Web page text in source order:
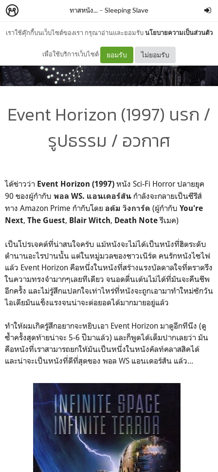
เราใช้คุ๊กกี้บนเว็บไซต์ของเรา กรุณาอ่านและยอมรับนโยบายความเป็นส่วนตัว
เพื่อใช้บริการเว็บไซต์ ยอมรับ ไม่ยอมรับ
ทาสหนัง... – Sleeping Slave
Event Horizon (1997) นรก /
รูปธรรม / อวกาศ
ได้ข่าวว่า Event Horizon (1997) หนัง Sci-Fi Horror ปลายยุค
90 ของผู้กำกับ พอล WS. แอนเดอร์สัน กำลังจะกลายเป็นซีรีส์
ทาง Amazon Prime กำกับโดย อดัม วิงการ์ด (ผู้กำกับ You're
Next, The Guest, Blair Witch, Death Noteรีเมค)
เป็นโปรเจคต์ที่น่าสนใจคร้บ แม้หนังจะไม่ได้เป็นหนังที่ฮิตระดับ
ตำนานอะไรปานนั้น แต่ในหมู่มวลของชาวเนิร์ด คนรักหนังไซไฟ
แล้ว Event Horizon คือหนึ่งในหนังที่สร้างแรงบัลดาลใจที่ตราตรึง
ในความทรงจำมากๆเลยทีเดียว จนอดตื่นเต้นไม่ได้ที่มันจะคืนชีพ
อีกครั้ง และไม่รู้สึกแปลกใจเท่าไหร่ที่หนังจะถูกเอามาทำใหม่ซักวัน
ไอเดียมันแข็งแรงจนน่าจะต่อยอดได้มากมายอยู่แล้ว
ทำให้ผมเกิดรู้สึกอยากจะหยิบเอา Event Horizon มาดูอีกทีนึง (ดู
ซ้ำครั้งสุดท้ายน่าจะ 5-6 ปีมาแล้ว) และก็พูดได้เต็มปากเลยว่า มัน
คือหนังที่เราสามารถยกให้มันเป็นหนึ่งในหนังคัลท์คลาสสิคได้
และน่าจะเป็นหนังที่ดีที่สุดของ พอล WS แอนเดอร์สัน แล้ว...